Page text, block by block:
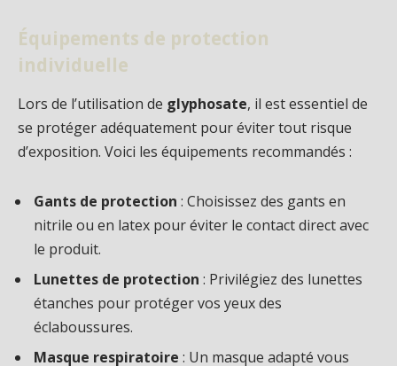
Équipements de protection
individuelle
Lors de l’utilisation de glyphosate, il est essentiel de
se protéger adéquatement pour éviter tout risque
d’exposition. Voici les équipements recommandés :
Gants de protection : Choisissez des gants en
nitrile ou en latex pour éviter le contact direct avec
le produit.
Lunettes de protection : Privilégiez des lunettes
étanches pour protéger vos yeux des
éclaboussures.
Masque respiratoire : Un masque adapté vous